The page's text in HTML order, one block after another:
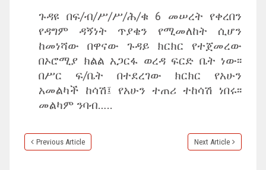
ጉዳዩ በፍ/ብ/ሥ/ሥ/ሕ/ቁ 6 መሠረት የቀረበን
የዳግም ዳኝነት ጥያቄን የሚመለከት ሲሆን
ከመነሻው በዋናው ጉዳይ ክርክር የተጀመረው
በኦሮሚያ ክልል አጋርፋ ወረዳ ፍርድ ቤት ነው፡፡
በሥር ፍ/ቤት በተደረገው ክርክር የአሁን
አመልካች ከሳሽ፤ የአሁን ተጠሪ ተከሳሽ ነበሩ፡፡
መልካም ንባብ…..
Previous Article Next Article